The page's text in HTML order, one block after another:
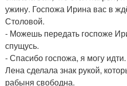
ужину. Госпожа Ирина вас в
Столовой.
- Можешь передать госпоже
спущусь.
- Спасибо госпожа, я могу идти.
Лена сделала знак рукой,
рабыня свободна.